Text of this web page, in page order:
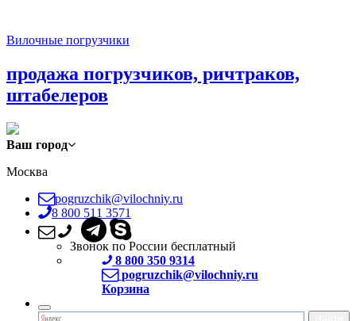
Вилочные погрузчики
продажа погрузчиков, ричтраков,
штабелеров
Ваш город
Москва
pogruzchik@vilochniy.ru
8 800 511 3571
Звонок по России бесплатный
8 800 350 9314
pogruzchik@vilochniy.ru
Корзина